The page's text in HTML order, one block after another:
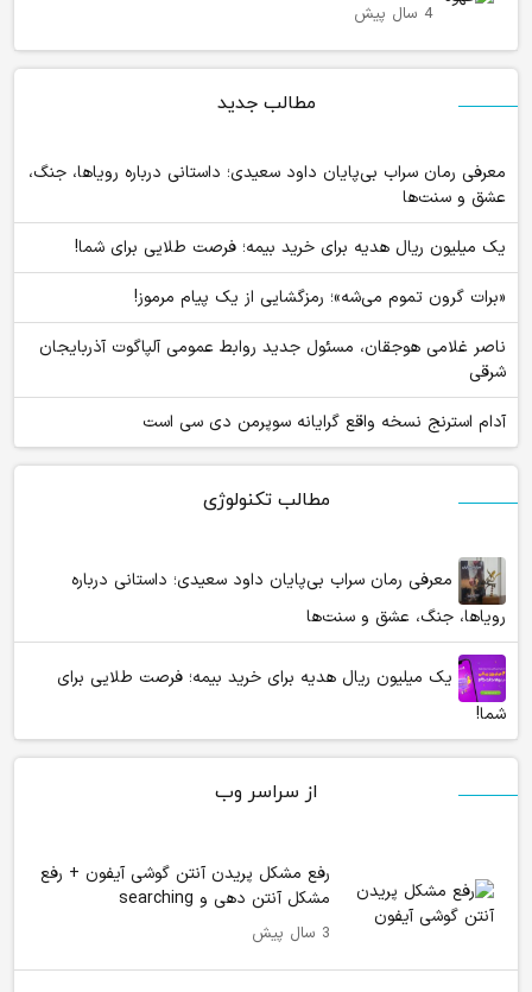
مطالب تکنولوژی
معرفی رمان سراب بی‌پایان داود سعیدی؛ داستانی درباره
رویاها، جنگ، عشق و سنت‌ها
یک میلیون ریال هدیه برای خرید بیمه؛ فرصت طلایی برای
شما!
از سراسر وب
رفع مشکل پریدن آنتن گوشی آیفون + رفع
مشکل آنتن دهی و searching
3 سال پیش
4 سال پیش
مطالب جدید
معرفی رمان سراب بی‌پایان داود سعیدی؛ داستانی درباره رویاها، جنگ،
عشق و سنت‌ها
یک میلیون ریال هدیه برای خرید بیمه؛ فرصت طلایی برای شما!
«برات گرون تموم می‌شه»؛ رمزگشایی از یک پیام مرموز!
ناصر غلامی هوجقان، مسئول جدید روابط عمومی آلپاگوت آذربایجان
شرقی
آدام استرنج نسخه واقع گرایانه سوپرمن دی سی است